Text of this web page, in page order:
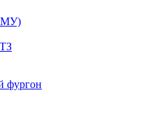
фургон